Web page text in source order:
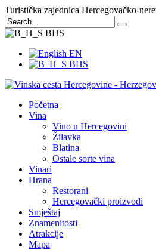
Turistička zajednica Hercegovačko-
BHS
EN
BHS
Početna
Vina
Vino u Hercegovini
Žilavka
Blatina
Ostale sorte vina
Vinari
Hrana
Restorani
Hercegovački proizvodi
Smještaj
Znamenitosti
Atrakcije
Mapa